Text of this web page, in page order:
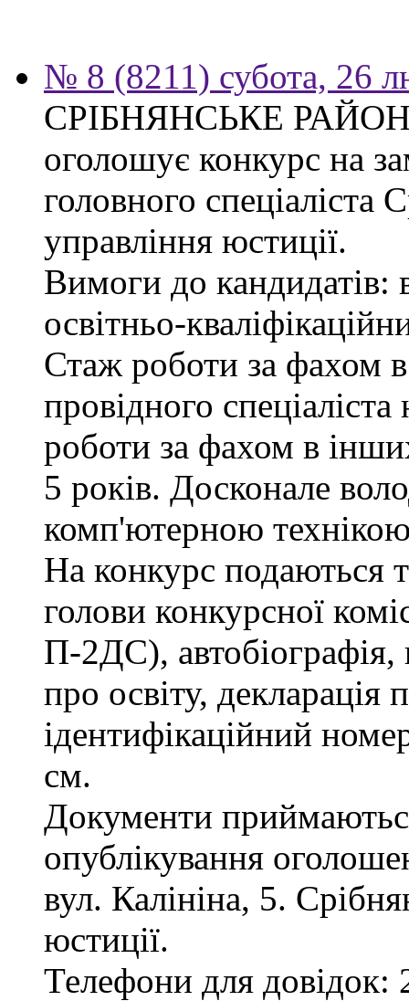
№ 8 (8211) субота, 26
СРІБНЯНСЬКЕ
оголошує конкурс на
головного спеціаліста
управління юстиції.
Вимоги до кандидатів:
освітньо-
Стаж роботи за фахом
провідного
роботи за фахом в
5 років. Досконале
комп'ютерною
На конкурс подаються
голови конкурсної
П-2ДС), автобіографія,
про освіту, декларація
ідентифікаційний
см.
Документи
опублікування
вул. Калініна, 5.
юстиції.
Телефони для